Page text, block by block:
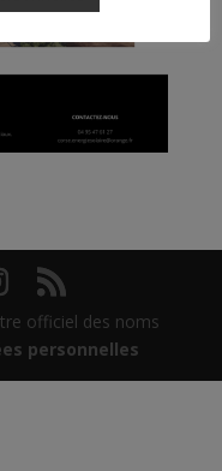
officiel des noms
personnelles